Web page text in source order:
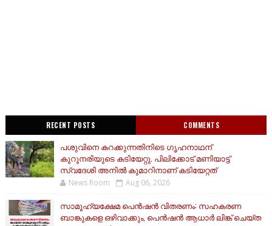
RECENT POSTS COMMENTS
പശുവിനെ കറക്കുന്നതിനിടെ ഗൃഹനാഥന്
കുറുനരിയുടെ കടിയേറ്റു. പിലിക്കോട് മണിയാട്ട്
സ്വദേശി അനിൽ കുമാറിനാണ് കടിയേറ്റത്
News Room Aug 06, 2026
സാമൂ​ഹ്യക്ഷേമ പെൻഷൻ വിതരണം: സഹകരണ
ബാങ്കുകളെ ഒഴിവാക്കും, പെൻഷൻ ആധാർ‌ ലിങ്ക് ചെയ്ത